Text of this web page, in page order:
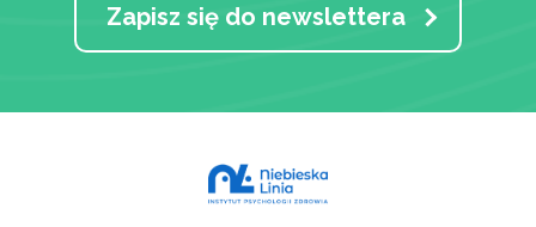
Zapisz się do newslettera